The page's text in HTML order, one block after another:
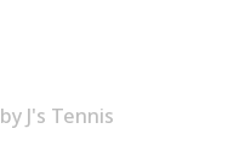
by J's Tennis